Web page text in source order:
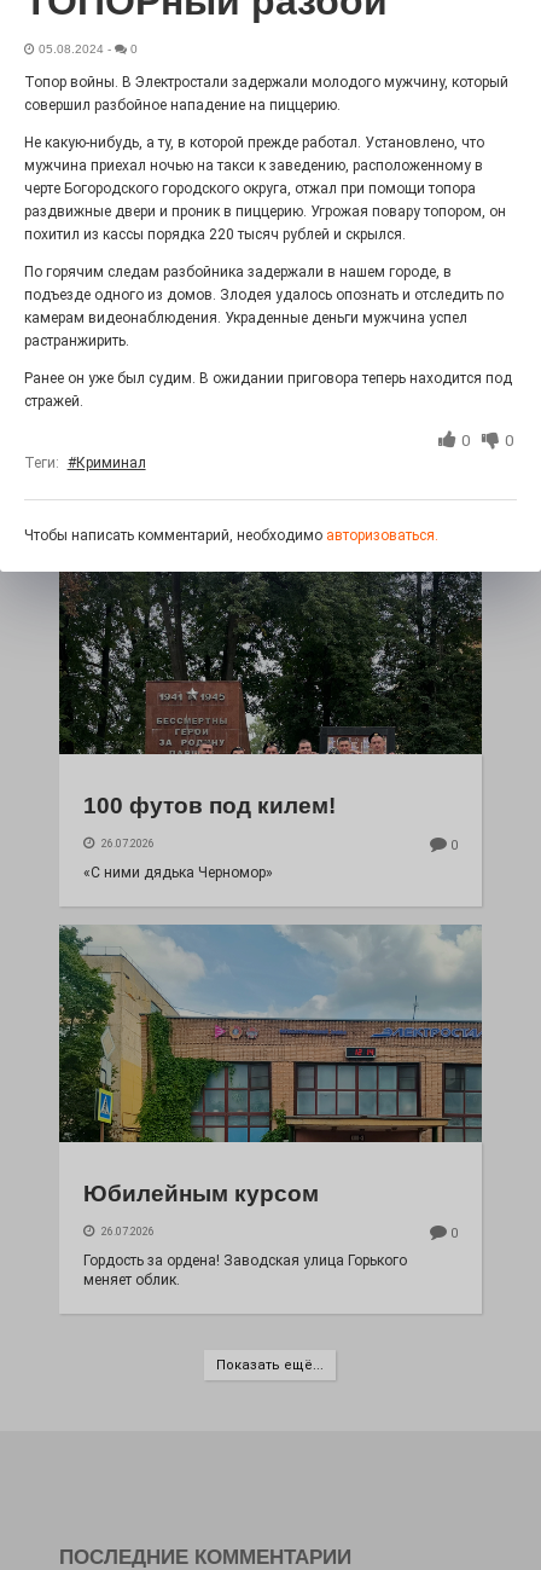
Выставка «Палитра героизма» — новый масштабный
себе Выставочный зал им. Олега Коняшина.
«Районы-кварталы»
0
Радость в квадрате! На этой неделе электростальцев
100 футов под килем!
26.07.2026 0
«С ними дядька Черномор»
Юбилейным курсом
26.07.2026 0
Гордость за ордена! Заводская улица Горького
меняет облик.
Показать ещё...
05.08.2024 - 0
Топор войны. В Электростали задержали молодого мужчину, который
совершил разбойное нападение на пиццерию.
Не какую-нибудь, а ту, в которой прежде работал. Установлено, что
мужчина приехал ночью на такси к заведению, расположенному в
черте Богородского городского округа, отжал при помощи топора
раздвижные двери и проник в пиццерию. Угрожая повару топором, он
похитил из кассы порядка 220 тысяч рублей и скрылся.
По горячим следам разбойника задержали в нашем городе, в
подъезде одного из домов. Злодея удалось опознать и отследить по
камерам видеонаблюдения. Украденные деньги мужчина успел
растранжирить.
Ранее он уже был судим. В ожидании приговора теперь находится под
стражей.
0 0
Теги: #Криминал
Чтобы написать комментарий, необходимо авторизоваться.
ПОСЛЕДНИЕ КОММЕНТАРИИ